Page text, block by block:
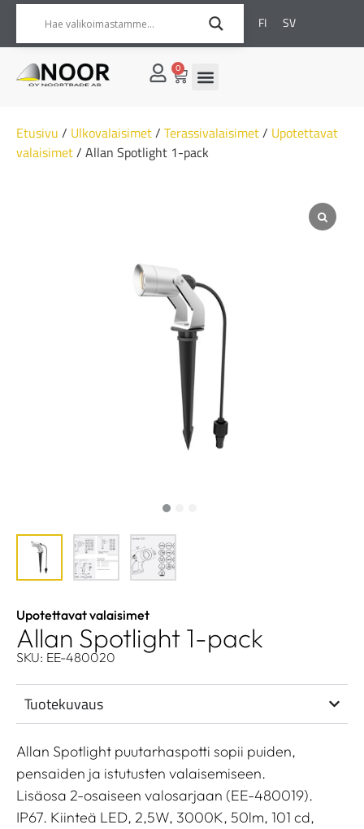
FI SV
0
Etusivu / Ulkovalaisimet/ Terassivalaisimet/ Upotettavat
valaisimet/ Allan Spotlight 1-pack
Upotettavat valaisimet
Allan Spotlight 1-pack
SKU: EE-480020
Tuotekuvaus
Allan Spotlight puutarhaspotti sopii puiden,
pensaiden ja istutusten valaisemiseen.
Lisäosa 2-osaiseen valosarjaan (EE-480019).
IP67. Kiinteä LED, 2,5W, 3000K, 50lm, 101 cd,